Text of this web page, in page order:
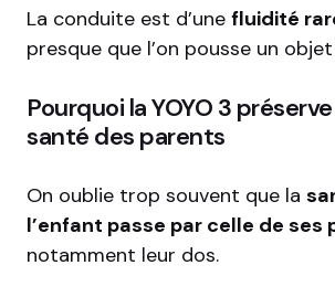
La conduite est d’une fluidité
presque que l’on pousse un
Pourquoi la YOYO 3
santé des parents
On oublie trop souvent que la
l’enfant passe par celle de ses
notamment leur dos.